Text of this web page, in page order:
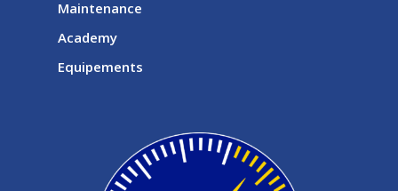
Maintenance
Academy
Equipements